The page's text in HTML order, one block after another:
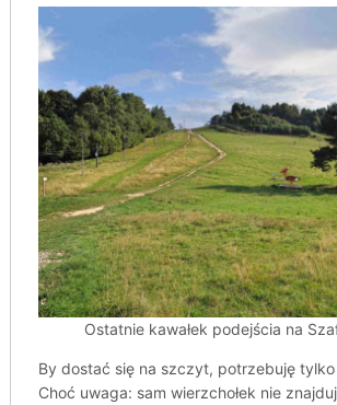
Ostatnie kawałek podejścia na
By dostać się na szczyt, potrzebuję
Choć uwaga: sam wierzchołek nie